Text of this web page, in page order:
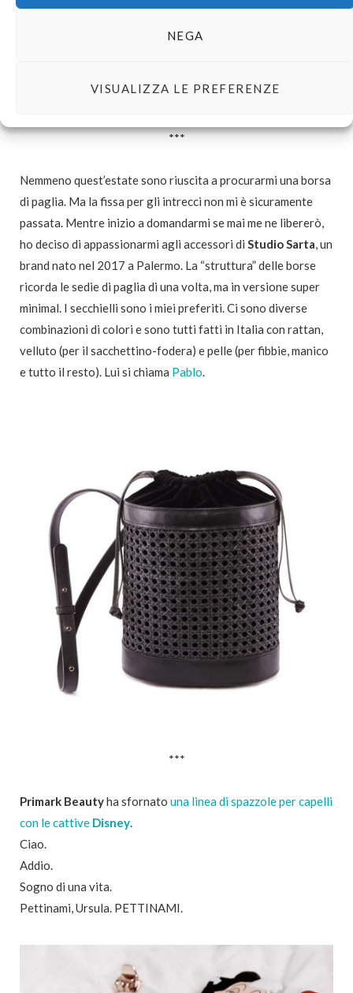
NEGA
VISUALIZZA LE PREFERENZE
***
Nemmeno quest’estate sono riuscita a procurarmi una borsa
di paglia. Ma la fissa per gli intrecci non mi è sicuramente
passata. Mentre inizio a domandarmi se mai me ne libererò,
ho deciso di appassionarmi agli accessori di Studio Sarta , un
brand nato nel 2017 a Palermo. La “struttura” delle borse
ricorda le sedie di paglia di una volta, ma in versione super
minimal. I secchielli sono i miei preferiti. Ci sono diverse
combinazioni di colori e sono tutti fatti in Italia con rattan,
velluto (per il sacchettino-fodera) e pelle (per fibbie, manico
e tutto il resto). Lui si chiama Pablo
***
Primark Beautyha sfornato una linea di spazzole per capelli
con le cattive Disney
Ciao.
Addio.
Sogno di una vita.
Pettinami, Ursula. PETTINAMI.